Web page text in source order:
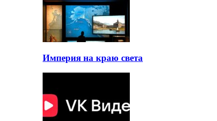
Империя на краю света